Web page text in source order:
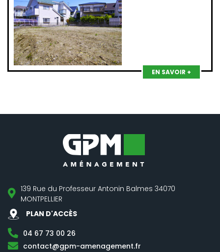
EN SAVOIR +
139 Rue du Professeur Antonin Balmes 34070
MONTPELLIER
PLAN D'ACCÈS
04 67 73 00 26
contact@gpm-amenagement.fr